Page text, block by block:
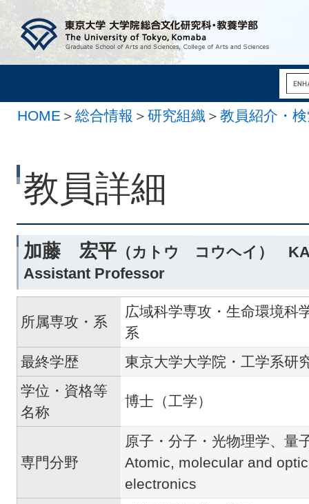
HOME ＞ 総合情報 ＞ 研究組織 ＞ 教員紹介・
教員詳細
加藤 宏平 （カトウ コウヘイ）
Assistant Professor
所属専攻・系
広域科学専攻・生命環境科
系
最終学歴
東京大学大学院・工学系研
学位・資格等
名称
博士（工学）
専門分野
原子・分子・光物理学、量
Atomic, molecular and
electronics